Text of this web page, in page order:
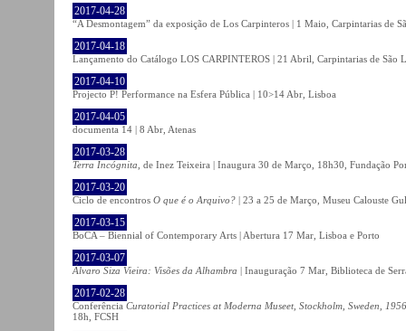
2017-04-28
“A Desmontagem” da exposição de Los Carpinteros | 1 Maio, Carpintarias de
2017-04-18
Lançamento do Catálogo LOS CARPINTEROS | 21 Abril, Carpintarias de São
2017-04-10
Projecto P! Performance na Esfera Pública | 10>14 Abr, Lisboa
2017-04-05
documenta 14 | 8 Abr, Atenas
2017-03-28
Terra Incógnita , de Inez Teixeira | Inaugura 30 de Março, 18h30, Fundação
2017-03-20
Ciclo de encontros O que é o Arquivo? | 23 a 25 de Março, Museu Calouste
2017-03-15
BoCA – Biennial of Contemporary Arts | Abertura 17 Mar, Lisboa e Porto
2017-03-07
Álvaro Siza Vieira: Visões da Alhambra | Inauguração 7 Mar, Biblioteca de
2017-02-28
Conferência Curatorial Practices at Moderna Museet, Stockholm, Sweden,
18h, FCSH